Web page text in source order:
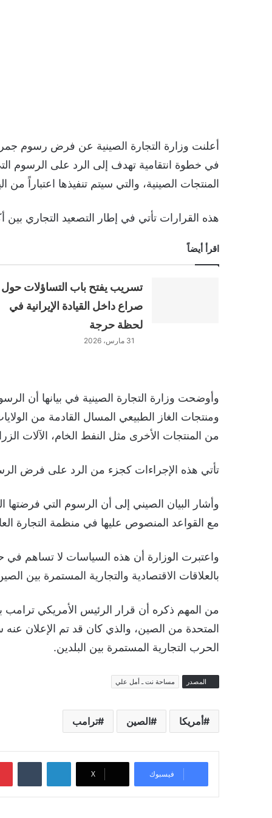
أعلنت وزارة التجارة الصينية عن فرض رسوم
في خطوة انتقامية تهدف إلى الرد على الرسوم
المنتجات الصينية، والتي سيتم تنفيذها اعتباراً من
هذه القرارات تأتي في إطار التصعيد التجاري بين
اقرأ أيضاً
تسريب يفتح باب التساؤلات حول
صراع داخل القيادة الإيرانية في
لحظة حرجة
31 مارس، 2026
من المنتجات الأخرى مثل النفط الخام، الآلات
تأتي هذه الإجراءات كجزء من الرد على فرض
وأشار البيان الصيني إلى أن الرسوم التي
مع القواعد المنصوص عليها في منظمة التجارة
واعتبرت الوزارة أن هذه السياسات لا تساهم في
بالعلاقات الاقتصادية والتجارية المستمرة بين
المتحدة من الصين، والذي كان قد تم الإعلان عنه
الحرب التجارية المستمرة بين البلدين.
المصدر مساحة نت ـ أمل علي
أمريكا الصين ترامب
فيسبوك ‫X
لينكدإن